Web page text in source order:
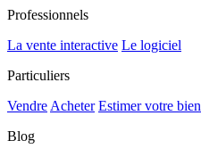
Professionnels
La vente interactive Le logiciel
Particuliers
Vendre Acheter Estimer votre bien
Blog